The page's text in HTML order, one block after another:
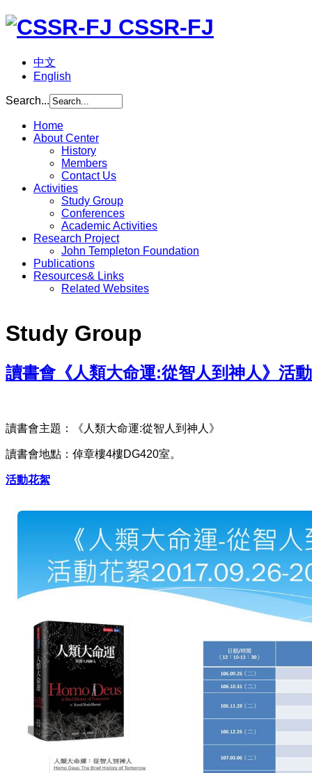
CSSR-FJ
中文
English
Search...
Home
About Center
History
Members
Contact Us
Activities
Study Group
Conferences
Academic Activities
Research Project
John Templeton Foundation
Publications
Resources& Links
Related Websites
Study Group
讀書會《人類大命運:從智人到神人》活
讀書會主題：《人類大命運:從智人到神人》
讀書會地點：倬章樓4樓DG420室。
活動花絮